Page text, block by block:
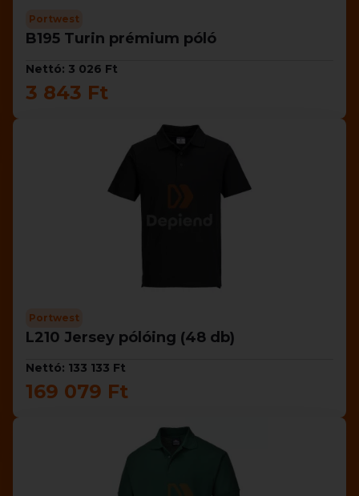
Portwest
B195 Turin prémium póló
Nettó: 3 026 Ft
3 843 Ft
Portwest
L210 Jersey pólóing (48 db)
Nettó: 133 133 Ft
169 079 Ft